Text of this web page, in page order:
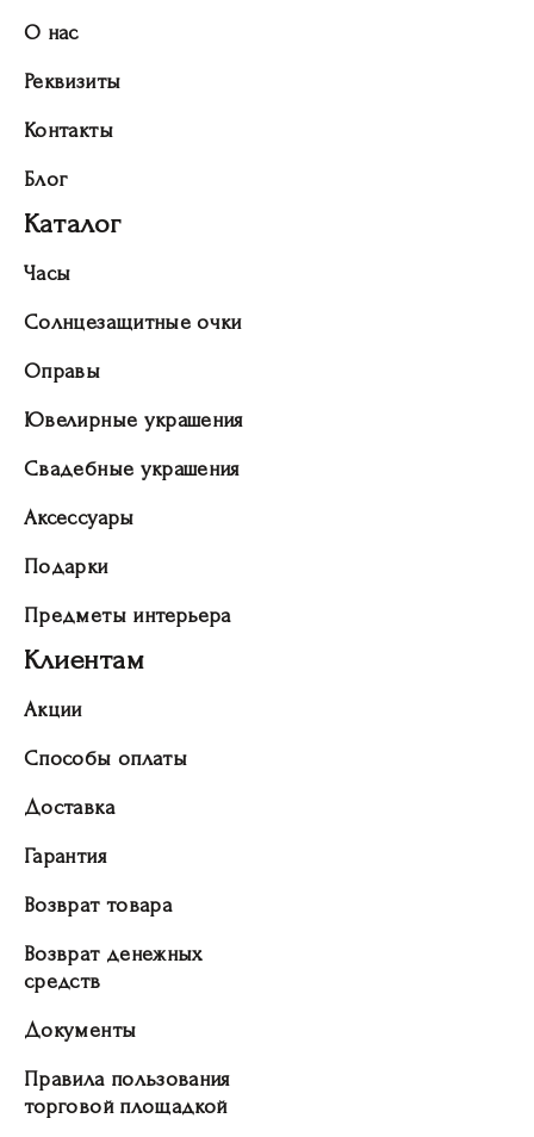
О нас
Реквизиты
Контакты
Блог
Каталог
Часы
Солнцезащитные очки
Оправы
Ювелирные украшения
Свадебные украшения
Аксессуары
Подарки
Предметы интерьера
Клиентам
Акции
Способы оплаты
Доставка
Гарантия
Возврат товара
Возврат денежных
средств
Документы
Правила пользования
торговой площадкой